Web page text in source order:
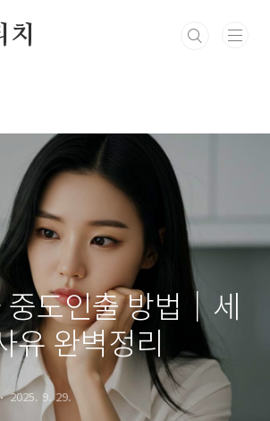
치
중도인출 방법│세
유 완벽정리
2025. 9. 29.